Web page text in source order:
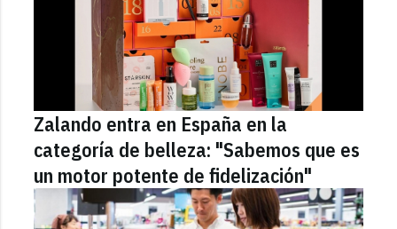
Zalando entra en España en la
categoría de belleza: "Sabemos que es
un motor potente de fidelización"